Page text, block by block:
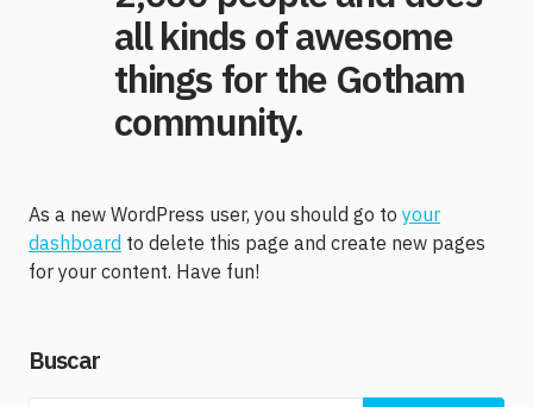
all kinds of awesome
things for the Gotham
community.
As a new WordPress user, you should go to your
dashboard to delete this page and create new pages
for your content. Have fun!
Buscar